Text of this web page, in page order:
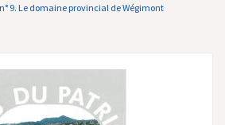
9. Le domaine provincial de Wégimont